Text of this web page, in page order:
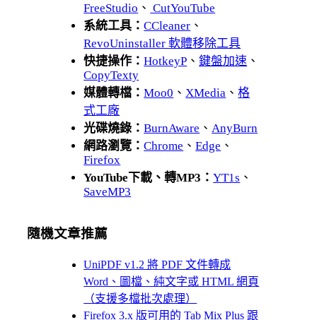
FreeStudio 、 CutYouTube
系統工具：CCleaner 、
RevoUninstaller 軟體移除工具
快捷操作：HotkeyP 、鍵盤加速 、
CopyTexty
媒體轉檔：Moo0 、 XMedia 、格
式工廠
光碟燒錄：BurnAware 、 AnyBurn
網路瀏覽：Chrome 、Edge 、
Firefox
YouTube下載、轉MP3：YT1s 、
SaveMP3
隨機文章推薦
UniPDF v1.2 將 PDF 文件轉成
Word、圖檔、純文字或 HTML 網頁
（支援多檔批次處理）
Firefox 3.x 版可用的 Tab Mix Plus 跟